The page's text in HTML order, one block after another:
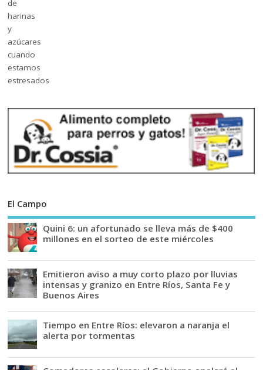
El Campo
Quini 6: un afortunado se lleva más de $400
millones en el sorteo de este miércoles
Emitieron aviso a muy corto plazo por lluvias
intensas y granizo en Entre Ríos, Santa Fe y
Buenos Aires
Tiempo en Entre Ríos: elevaron a naranja el
alerta por tormentas